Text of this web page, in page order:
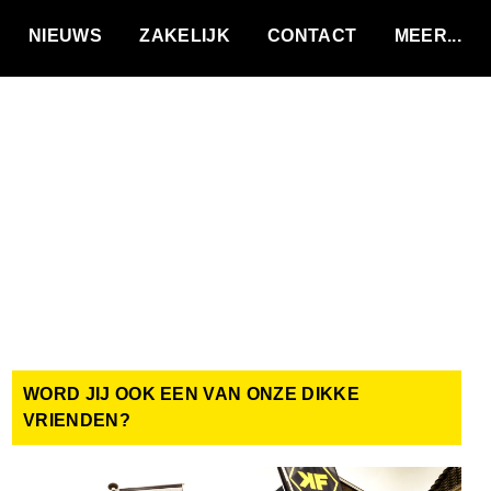
NIEUWS ZAKELIJK CONTACT
WORD JIJ OOK EEN VAN ONZE DIKKE
VRIENDEN?